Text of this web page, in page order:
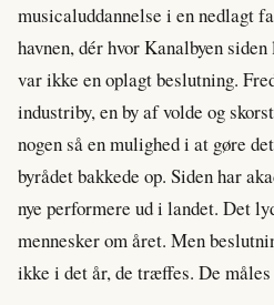
musicaluddannelse i en nedlagt
havnen, dér hvor Kanalbyen
var ikke en oplagt beslutning.
industriby, en by af volde og
nogen så en mulighed i at gøre
byrådet bakkede op. Siden har
nye performere ud i landet. Det
mennesker om året. Men
ikke i det år, de træffes. De